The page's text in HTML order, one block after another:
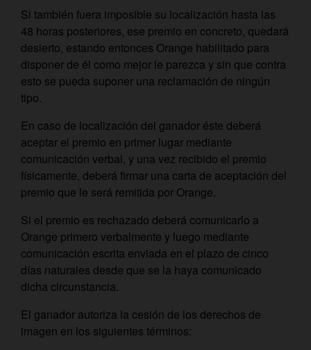
Si también fuera imposible su localización hasta las
48 horas posteriores, ese premio en concreto, quedará
desierto, estando entonces Orange habilitado para
disponer de él como mejor le parezca y sin que contra
esto se pueda suponer una reclamación de ningún
tipo.
En caso de localización del ganador éste deberá
aceptar el premio en primer lugar mediante
comunicación verbal, y una vez recibido el premio
físicamente, deberá firmar una carta de aceptación del
premio que le será remitida por Orange.
Si el premio es rechazado deberá comunicarlo a
Orange primero verbalmente y luego mediante
comunicación escrita enviada en el plazo de cinco
días naturales desde que se la haya comunicado
dicha circunstancia.
El ganador autoriza la cesión de los derechos de
imagen en los siguientes términos: